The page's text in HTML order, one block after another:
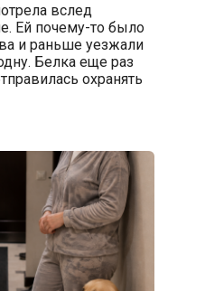
вслед
Ей почему-то было
и раньше уезжали
Белка еще раз
охранять